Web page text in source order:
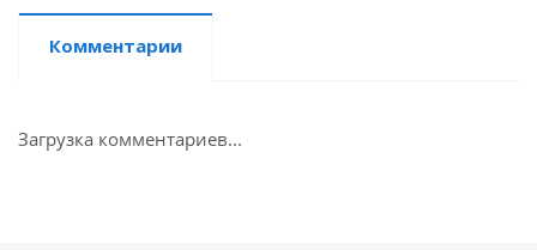
Комментарии
Загрузка комментариев...